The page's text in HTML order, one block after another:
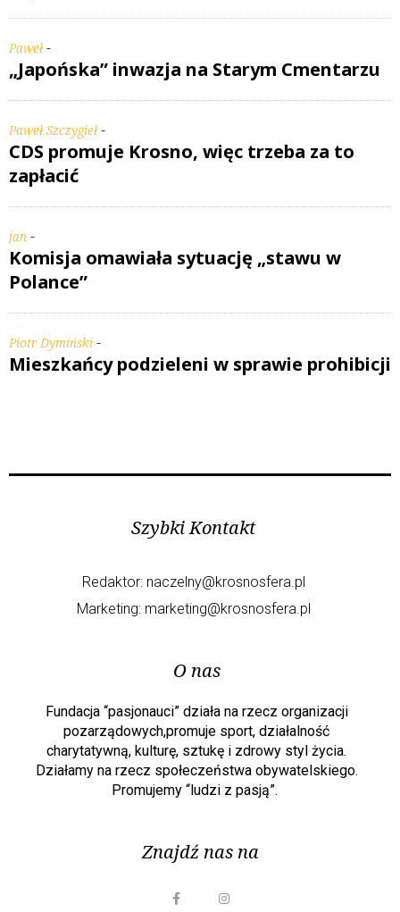
Paweł -
„Japońska” inwazja na Starym Cmentarzu
Paweł Szczygieł -
CDS promuje Krosno, więc trzeba za to
zapłacić
jan -
Komisja omawiała sytuację „stawu w
Polance”
Piotr Dymiński -
Mieszkańcy podzieleni w sprawie prohibicji
Szybki Kontakt
Redaktor: naczelny@krosnosfera.pl
Marketing: marketing@krosnosfera.pl
O nas
Fundacja “pasjonauci” działa na rzecz organizacji
pozarządowych,promuje sport, działalność
charytatywną, kulturę, sztukę i zdrowy styl życia.
Działamy na rzecz społeczeństwa obywatelskiego.
Promujemy “ludzi z pasją”.
Znajdź nas na